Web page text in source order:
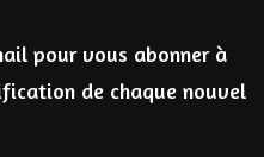
pour vous abonner à
de chaque nouvel